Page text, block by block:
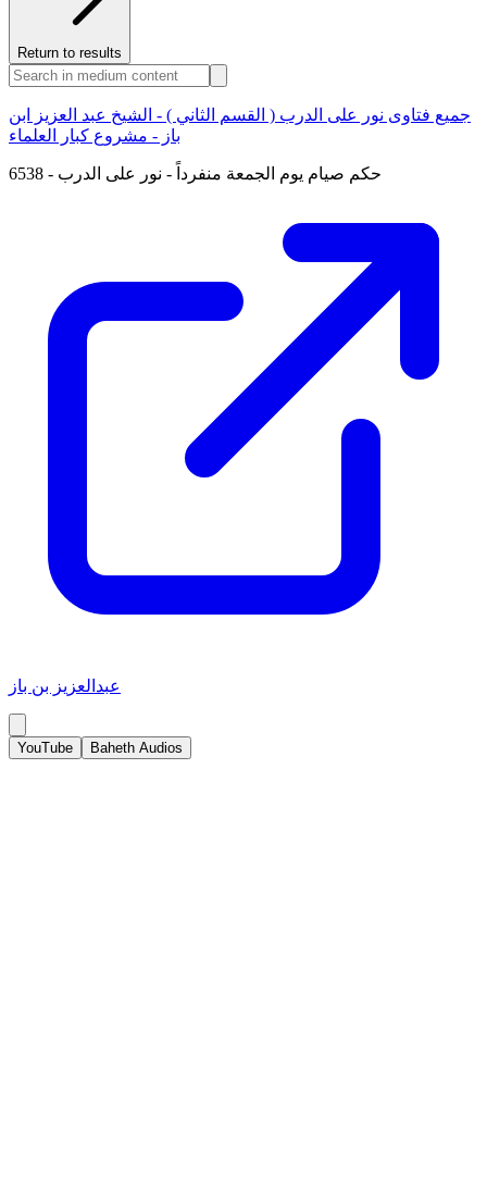
Return to results
جميع فتاوى نور على الدرب ( القسم الثاني ) - الشيخ عبد العزيز ابن
باز - مشروع كبار العلماء
6538 - حكم صيام يوم الجمعة منفرداً - نور على الدرب
عبدالعزيز بن باز
YouTube Baheth Audios